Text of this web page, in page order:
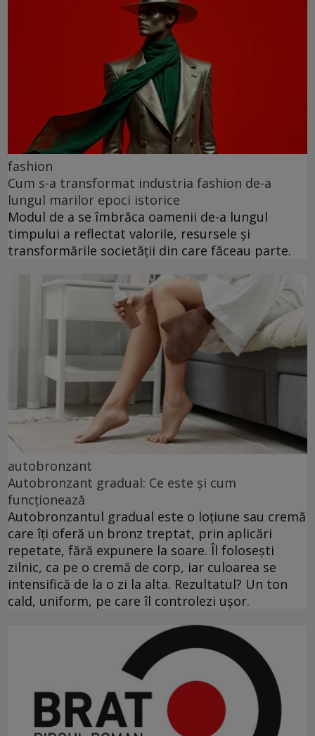
fashion
Cum s-a transformat industria fashion de-a
lungul marilor epoci istorice
Modul de a se îmbrăca oamenii de-a lungul
timpului a reflectat valorile, resursele și
transformările societății din care făceau parte.
autobronzant
Autobronzant gradual: Ce este și cum
funcționează
Autobronzantul gradual este o loțiune sau cremă
care îți oferă un bronz treptat, prin aplicări
repetate, fără expunere la soare. Îl folosești
zilnic, ca pe o cremă de corp, iar culoarea se
intensifică de la o zi la alta. Rezultatul? Un ton
cald, uniform, pe care îl controlezi ușor.